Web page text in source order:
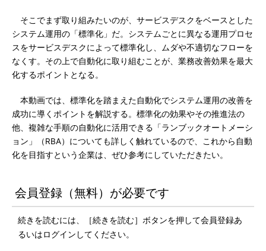
そこでまず取り組みたいのが、サービスデスクをベースとした
システム運用の「標準化」だ。システムごとに異なる運用プロセ
スをサービスデスクによって標準化し、ムダや不適切なフローを
なくす。その上で自動化に取り組むことが、業務改善効果を最大
化するポイントとなる。
本動画では、標準化を踏まえた自動化でシステム運用の改善を
成功に導くポイントを解説する。標準化の効果やその推進法の
他、複雑な手順の自動化に活用できる「ランブックオートメーシ
ョン」（RBA）についても詳しく触れているので、これから自動
化を目指すという企業は、ぜひ参考にしていただきたい。
会員登録（無料）が必要です
続きを読むには、［続きを読む］ボタンを押して会員登録あ
るいはログインしてください。